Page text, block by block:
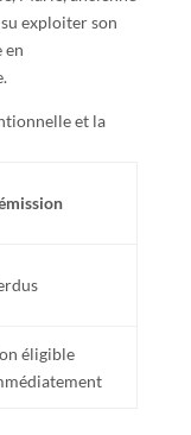
exploiter son
en
et la
éligible